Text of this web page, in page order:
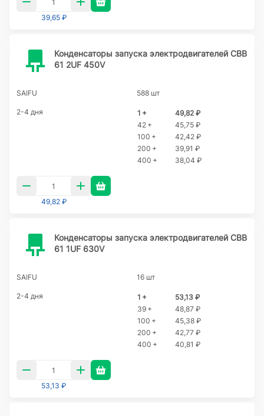
39,65 ₽
Конденсаторы запуска электродвигателей CBB
61 2UF 450V
SAIFU 588 шт
2-4 дня 1 +
49,82 ₽
42 +
45,75 ₽
100 +
42,42 ₽
200 +
39,91 ₽
400 +
38,04 ₽
49,82 ₽
Конденсаторы запуска электродвигателей CBB
61 1UF 630V
SAIFU 16 шт
2-4 дня 1 +
53,13 ₽
39 +
48,87 ₽
100 +
45,38 ₽
200 +
42,77 ₽
400 +
40,81 ₽
53,13 ₽